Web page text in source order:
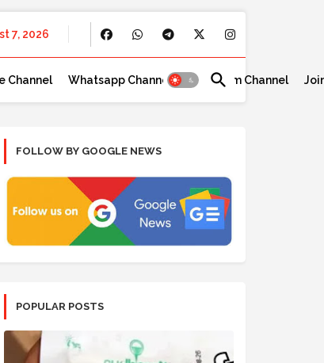
7, 2026
Channel Whatsapp Channel Telegram Channel
FOLLOW BY GOOGLE NEWS
POPULAR POSTS